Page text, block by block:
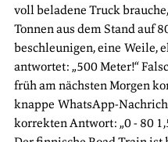
voll beladene Truck
Tonnen aus dem Stand auf
beschleunigen, eine Weile,
antwortet: „500 Meter!“
früh am nächsten Morgen
knappe WhatsApp-
korrekten Antwort: „0 - 80